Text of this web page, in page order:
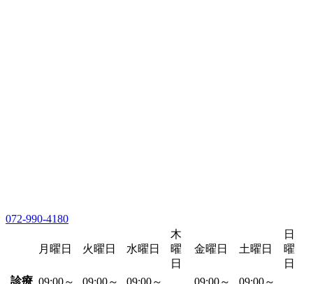
072-990-4180
月曜日 火曜日 水曜日
木
曜
日
金曜日 土曜日
日
曜
日
診療 09:00～
09:00～
09:00～
09:00～
09:00～